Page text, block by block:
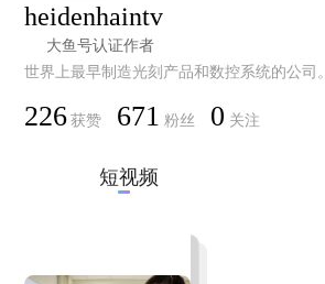
heidenhaintv
大鱼号认证作者
世界上最早制造光刻产品和数控系统的公司。
226 获赞 671 粉丝 0 关注
短视频